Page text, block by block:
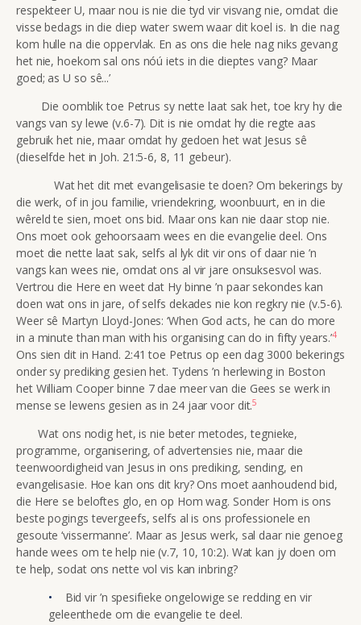
respekteer U, maar nou is nie die tyd vir visvang nie, omdat die
visse bedags in die diep water swem waar dit koel is. In die nag
kom hulle na die oppervlak. En as ons die hele nag niks gevang
het nie, hoekom sal ons nóú iets in die dieptes vang? Maar
goed; as U so sê...’
Die oomblik toe Petrus sy nette laat sak het, toe kry hy die
vangs van sy lewe (v.6-7). Dit is nie omdat hy die regte aas
gebruik het nie, maar omdat hy gedoen het wat Jesus sê
(dieselfde het in Joh. 21:5-6, 8, 11 gebeur).
Wat het dit met evangelisasie te doen? Om bekerings by
die werk, of in jou familie, vriendekring, woonbuurt, en in die
wêreld te sien, moet ons bid. Maar ons kan nie daar stop nie.
Ons moet ook gehoorsaam wees en die evangelie deel. Ons
moet die nette laat sak, selfs al lyk dit vir ons of daar nie ’n
vangs kan wees nie, omdat ons al vir jare onsuksesvol was.
Vertrou die Here en weet dat Hy binne ’n paar sekondes kan
doen wat ons in jare, of selfs dekades nie kon regkry nie (v.5-6).
Weer sê Martyn Lloyd-Jones: ‘When God acts, he can do more
in a minute than man with his organising can do in fifty years.’4
Ons sien dit in Hand. 2:41 toe Petrus op een dag 3000 bekerings
onder sy prediking gesien het. Tydens ’n herlewing in Boston
het William Cooper binne 7 dae meer van die Gees se werk in
mense se lewens gesien as in 24 jaar voor dit.5
Wat ons nodig het, is nie beter metodes, tegnieke,
programme, organisering, of advertensies nie, maar die
teenwoordigheid van Jesus in ons prediking, sending, en
evangelisasie. Hoe kan ons dit kry? Ons moet aanhoudend bid,
die Here se beloftes glo, en op Hom wag. Sonder Hom is ons
beste pogings tevergeefs, selfs al is ons professionele en
gesoute ‘vissermanne’. Maar as Jesus werk, sal daar nie genoeg
hande wees om te help nie (v.7, 10, 10:2). Wat kan jy doen om
te help, sodat ons nette vol vis kan inbring?
Bid vir ’n spesifieke ongelowige se redding en vir
geleenthede om die evangelie te deel.